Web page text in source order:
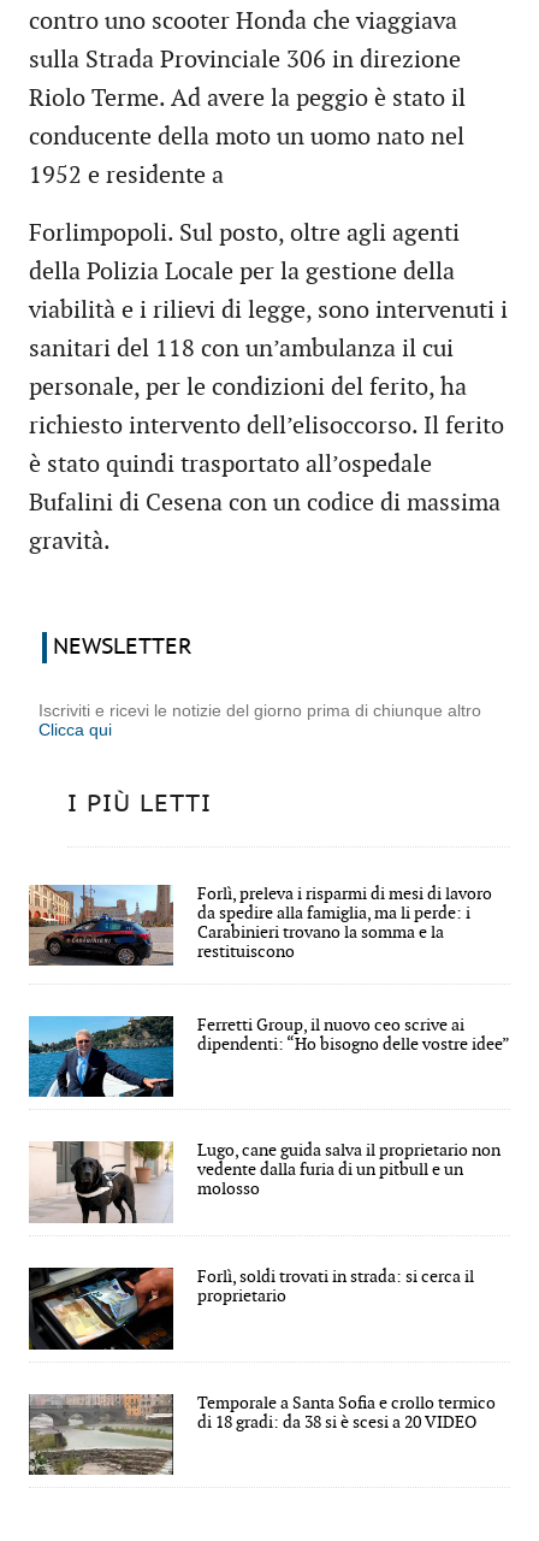
contro uno scooter Honda che viaggiava
sulla Strada Provinciale 306 in direzione
Riolo Terme. Ad avere la peggio è stato il
conducente della moto un uomo nato nel
1952 e residente a
Forlimpopoli. Sul posto, oltre agli agenti
della Polizia Locale per la gestione della
viabilità e i rilievi di legge, sono intervenuti i
sanitari del 118 con un’ambulanza il cui
personale, per le condizioni del ferito, ha
richiesto intervento dell’elisoccorso. Il ferito
è stato quindi trasportato all’ospedale
Bufalini di Cesena con un codice di massima
gravità.
NEWSLETTER
Iscriviti e ricevi le notizie del giorno prima di chiunque altro
Clicca qui
I PIÙ LETTI
Forlì, preleva i risparmi di mesi di lavoro
da spedire alla famiglia, ma li perde: i
Carabinieri trovano la somma e la
restituiscono
Ferretti Group, il nuovo ceo scrive ai
dipendenti: “Ho bisogno delle vostre idee”
Lugo, cane guida salva il proprietario non
vedente dalla furia di un pitbull e un
molosso
Forlì, soldi trovati in strada: si cerca il
proprietario
Temporale a Santa Sofia e crollo termico
di 18 gradi: da 38 si è scesi a 20 VIDEO